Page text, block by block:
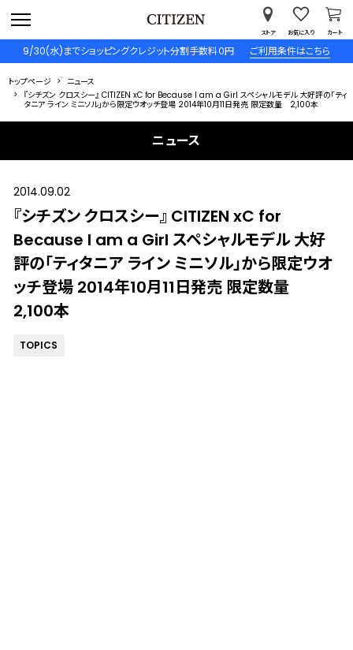
9/30(水)までショッピングクレジット分割手数料０円 ご利用条件はこちら
ストア お気に入り カート
トップページ
ニュース
『シチズン クロスシー』 CITIZEN xC for Because I am a Girl スペシャルモデル 大好評の「ティ
タニア ライン ミニソル」から限定ウオッチ登場 2014年10月11日発売 限定数量 2,100本
ニュース
2014.09.02
『シチズン クロスシー』 CITIZEN xC for
Because I am a Girl スペシャルモデル 大好
評の「ティタニア ライン ミニソル」から限定ウオ
ッチ登場 2014年10月11日発売 限定数量
2,100本
TOPICS